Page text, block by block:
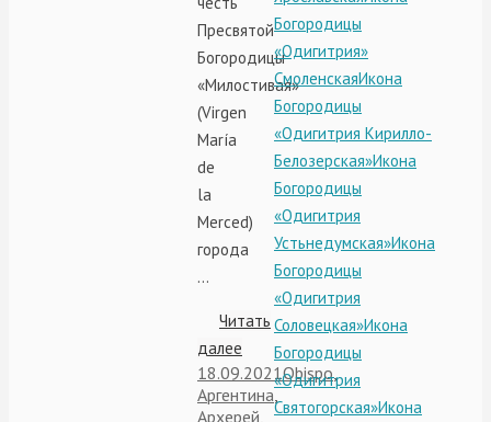
Пресвятой
Богородицы
«Милостивая»
(Virgen
María
de
la
Merced)
города
…
Читать
далее
18.09.2021Obispo,
Аргентина,
Архерей,
Богородицы
«Одигитрия»
СмоленскаяИкона
Богородицы
«Одигитрия Кирилло-
Белозерская»Икона
Богородицы
«Одигитрия
Устьнедумская»Икона
Богородицы
«Одигитрия
Соловецкая»Икона
Богородицы
«Одигитрия
Святогорская»Икона